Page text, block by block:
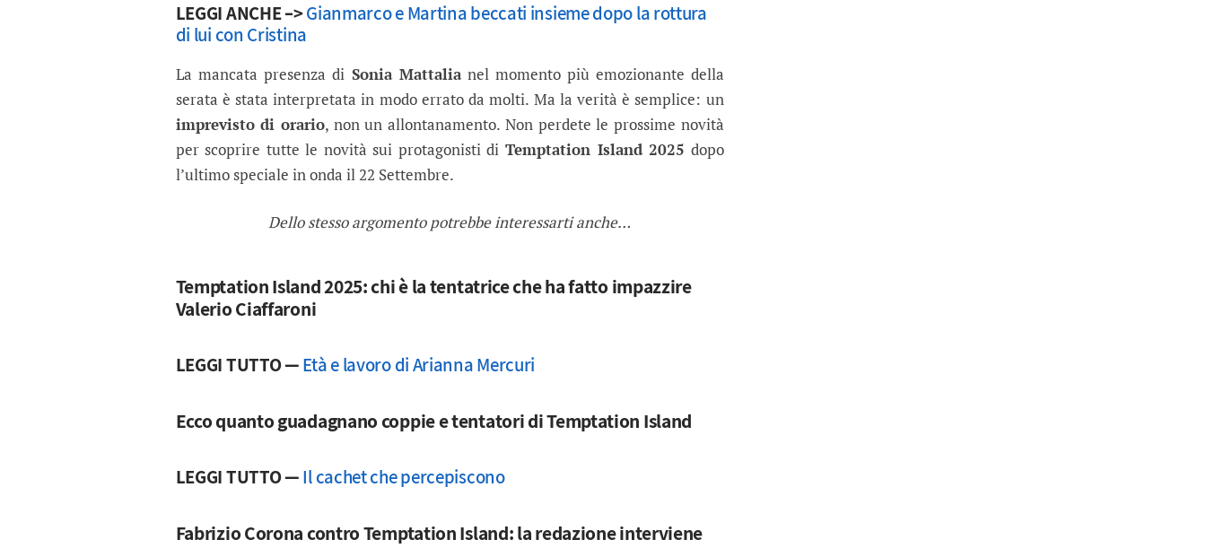
LEGGI ANCHE –>Gianmarco e Martina beccati insieme dopo la rottura
di lui con Cristina
La mancata presenza diSonia Mattalianel momento più emozionante della
serata è stata interpretata in modo errato da molti. Ma la verità è semplice: un
imprevisto di orario, non un allontanamento. Non perdete le prossime novità
per scoprire tutte le novità sui protagonisti diTemptation Island 2025 dopo
l’ultimo speciale in onda il 22 Settembre.
Dello stesso argomento potrebbe interessarti anche…
Temptation Island 2025: chi è la tentatrice che ha fatto impazzire
Valerio Ciaffaroni
LEGGI TUTTO —Età e lavoro di Arianna Mercuri
Ecco quanto guadagnano coppie e tentatori di Temptation Island
LEGGI TUTTO —Il cachet che percepiscono
Fabrizio Corona contro Temptation Island: la redazione interviene